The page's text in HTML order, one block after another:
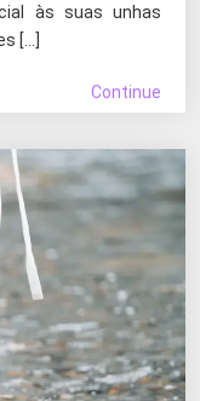
às suas unhas
[…]
Continue